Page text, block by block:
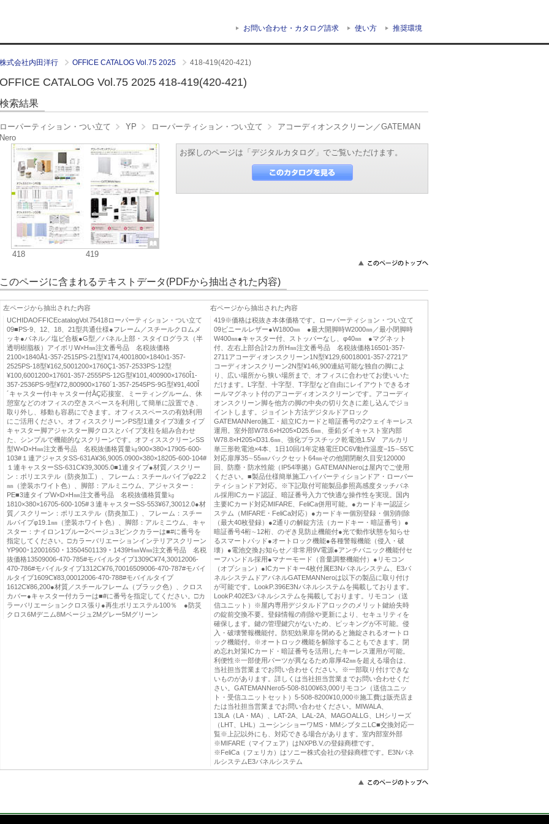
お問い合わせ・カタログ請求 使い方 推奨環境
株式会社内田洋行 OFFICE CATALOG Vol.75 2025 418-419(420-421)
OFFICE CATALOG Vol.75 2025 418-419(420-421)
検索結果
ローパーティション・つい立て YP ローパーティション・つい立て
アコーディオンスクリーン／GATEMAN
Nero
418 419
お探しのページは「デジタルカタログ」でご覧いただけます。
このページに含まれるテキストデータ(PDFから抽出された内容)
左ページから抽出された内容
UCHIDAOFFICEcatalogVol.75418ローパーティション・つい立て
09■PS-9、12、18、21型共通仕様●フレーム／スチールクロムメ
ッキ●パネル／塩ビ合板●G型／パネル上部・スタイログラス（半
透明樹脂板）アイボリW×H㎜注文番号品 名税抜価格
2100×1840Å1-357-2515PS-21型¥174,4001800×1840ı1-357-
2525PS-18型¥162,5001200×1760Ç1-357-2533PS-12型
¥100,6001200×17601-357-2555PS-12G型¥101,400900×1760Î1-
357-2536PS-9型¥72,800900×1760´1-357-2545PS-9G型¥91,400Î
´キャスター付ıキャスター付ÅÇ応接室、ミーティングルーム、休
憩室などのオフィスの空きスペースを利用して簡単に設置でき、
取り外し、移動も容易にできます。オフィススペースの有効利用
にご活用ください。オフィススクリーンPS型1連タイプ3連タイプ
キャスター脚アジャスター脚クロスとパイプ支柱を組み合わせ
た、シンプルで機能的なスクリーンです。オフィススクリーンSS
型W×D×H㎜注文番号品 名税抜価格質量㎏900×380×17905-600-
103#１連アジャスタSS-631A¥36,9005.0900×380×18205-600-104#
１連キャスターSS-631C¥39,3005.0■1連タイプ●材質／スクリー
ン：ポリエステル（防炎加工）、フレーム：スチールパイプφ22.2
㎜（塗装ホワイト色）、脚部：アルミニウム、アジャスター：
PE■3連タイプW×D×H㎜注文番号品 名税抜価格質量㎏
1810×380×16705-600-105#３連キャスターSS-553¥67,30012.0●材
質／スクリーン：ポリエステル（防炎加工）、フレーム：スチー
ルパイプφ19.1㎜（塗装ホワイト色）、脚部：アルミニウム、キャ
スター：ナイロン1ブルー2ベージュ3ピンクカラーは■#に番号を
指定してください。□カラーバリエーションインテリアスクリーン
YP900･12001650・13504501139・1439H㎜W㎜注文番号品 名税
抜価格13509006-470-785#モバイルタイプ1309C¥74,30012006-
470-786#モバイルタイプ1312C¥76,70016509006-470-787#モバイ
ルタイプ1609C¥83,00012006-470-788#モバイルタイプ
1612C¥86,200●材質／スチールフレーム（ブラック色）、クロス
カバー●キャスター付カラーは■#に番号を指定してください。□カ
ラーバリエーションクロス張り●再生ポリエステル100％ ●防災
クロス6Mデニム8Mベージュ2Mグレー5Mグリーン
右ページから抽出された内容
419※価格は税抜き本体価格です。ローパーティション・つい立て
09ビニールレザー●W1800㎜ ●最大開脚時W2000㎜／最小閉脚時
W400㎜●キャスター付、ストッパーなし、φ40㎜ ●マグネット
付、左右上部合計2カ所H㎜注文番号品 名税抜価格16501-357-
2711アコーディオンスクリーン1N型¥129,60018001-357-2721ア
コーディオンスクリーン2N型¥146,900連結可能な独自の脚によ
り、広い場所から狭い場所まで、オフィスに合わせてお使いいた
だけます。L字型、十字型、T字型など自由にレイアウトできるオ
ールマグネット付のアコーディオンスクリーンです。アコーディ
オンスクリーン脚を他方の脚の中央の切り欠きに差し込んでジョ
イントします。ジョイント方法デジタルドアロック
GATEMANNero施工・組立ICカードと暗証番号の2ウェイキーレス
運用。室外部W78.6×H205×D25.6㎜、亜鉛ダイキャスト室内部
W78.8×H205×D31.6㎜、強化プラスチック乾電池1.5V アルカリ
単三形乾電池×4本、1日10回/1年定格電圧DC6V動作温度−15∼55℃
対応扉厚35∼55㎜バックセット64㎜その他開閉耐久目安120000
回、防塵・防水性能（IP54準拠）GATEMANNeroは屋内でご使用
ください。■製品仕様簡単施工ハイパーティションドア・ローパー
ティションドア対応。※下記取付可能製品参照高感度タッチパネ
ル採用ICカード認証、暗証番号入力で快適な操作性を実現。国内
主要ICカード対応MIFARE、FeliCa併用可能。●カードキー認証シ
ステム（MIFARE・FeliCa対応）●カードキー個別登録・個別削除
（最大40枚登録）●2通りの解錠方法（カードキー・暗証番号）●
暗証番号4桁∼12桁、のぞき見防止機能付●光で動作状態を知らせ
るスマートパッド●オートロック機能●各種警報機能（侵入・破
壊）●電池交換お知らせ／非常用9V電源●アンチパニック機能付セ
ーフハンドル採用●マナーモード（音量調整機能付）●リモコン
（オプション）●ICカードキー4枚付属E3Nパネルシステム、E3パ
ネルシステムドアパネルGATEMANNeroは以下の製品に取り付け
が可能です。LookP.396E3Nパネルシステムを掲載しております。
LookP.402E3パネルシステムを掲載しております。リモコン（送
信ユニット）※屋内専用デジタルドアロックのメリット鍵紛失時
の錠前交換不要。登録情報の削除や更新により、セキュリティを
確保します。鍵の管理鍵穴がないため、ピッキングが不可能。侵
入・破壊警報機能付。防犯効果扉を閉めると施錠されるオートロ
ック機能付。※オートロック機能を解除することもできます。閉
め忘れ対策ICカード・暗証番号を活用したキーレス運用が可能。
利便性※一部使用パーツが異なるため扉厚42㎜を超える場合は、
当社担当営業までお問い合わせください。※一部取り付けできな
いものがあります。詳しくは当社担当営業までお問い合わせくだ
さい。GATEMANNero5-508-8100¥63,000リモコン（送信ユニッ
ト・受信ユニットセット）5-508-8200¥10,000※施工費は販売店ま
たは当社担当営業までお問い合わせください。MIWALA、
13LA（LA・MA）、LAT-2A、LAL-2A、MAGOALLG、LHシリーズ
（LHT、LHL）ユーシンショーワMS・MMシブタニLC■交換対応一
覧※上記以外にも、対応できる場合があります。室内部室外部
※MIFARE（マイフェア）はNXPB.V.の登録商標です。
※FeliCa（フェリカ）はソニー株式会社の登録商標です。E3Nパネ
ルシステムE3パネルシステム